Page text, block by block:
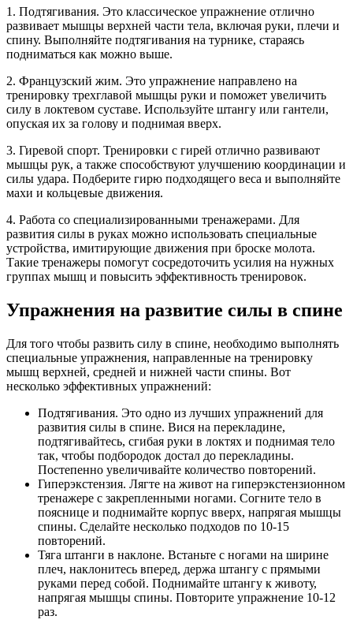
1. Подтягивания. Это классическое упражнение отлично
развивает мышцы верхней части тела, включая руки, плечи и
спину. Выполняйте подтягивания на турнике, стараясь
подниматься как можно выше.
2. Французский жим. Это упражнение направлено на
тренировку трехглавой мышцы руки и поможет увеличить
силу в локтевом суставе. Используйте штангу или гантели,
опуская их за голову и поднимая вверх.
3. Гиревой спорт. Тренировки с гирей отлично развивают
мышцы рук, а также способствуют улучшению координации и
силы удара. Подберите гирю подходящего веса и выполняйте
махи и кольцевые движения.
4. Работа со специализированными тренажерами. Для
развития силы в руках можно использовать специальные
устройства, имитирующие движения при броске молота.
Такие тренажеры помогут сосредоточить усилия на нужных
группах мышц и повысить эффективность тренировок.
Упражнения на развитие силы в спине
Для того чтобы развить силу в спине, необходимо выполнять
специальные упражнения, направленные на тренировку
мышц верхней, средней и нижней части спины. Вот
несколько эффективных упражнений:
Подтягивания. Это одно из лучших упражнений для
развития силы в спине. Вися на перекладине,
подтягивайтесь, сгибая руки в локтях и поднимая тело
так, чтобы подбородок достал до перекладины.
Постепенно увеличивайте количество повторений.
Гиперэкстензия. Лягте на живот на гиперэкстензионном
тренажере с закрепленными ногами. Согните тело в
пояснице и поднимайте корпус вверх, напрягая мышцы
спины. Сделайте несколько подходов по 10-15
повторений.
Тяга штанги в наклоне. Встаньте с ногами на ширине
плеч, наклонитесь вперед, держа штангу с прямыми
руками перед собой. Поднимайте штангу к животу,
напрягая мышцы спины. Повторите упражнение 10-12
раз.